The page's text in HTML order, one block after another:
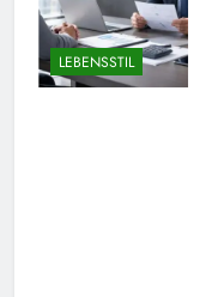
LEBENSSTIL